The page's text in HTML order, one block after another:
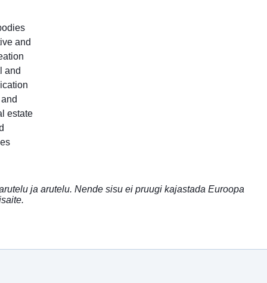
and
and
estate
ja arutelu. Nende sisu ei pruugi kajastada Euroopa